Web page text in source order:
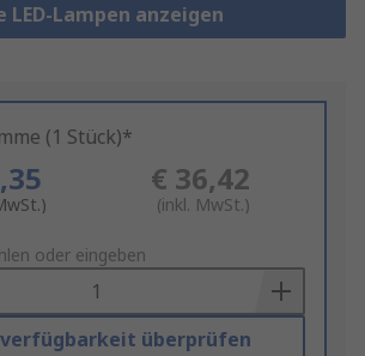
LED-Lampen anzeigen
(1 Stück)*
€ 36,42
(inkl. MwSt.)
oder eingeben
überprüfen